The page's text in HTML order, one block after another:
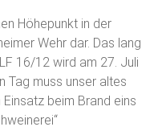
Höhepunkt in der
Wehr dar. Das lang
16/12 wird am 27. Juli
Tag muss unser altes
beim Brand eins